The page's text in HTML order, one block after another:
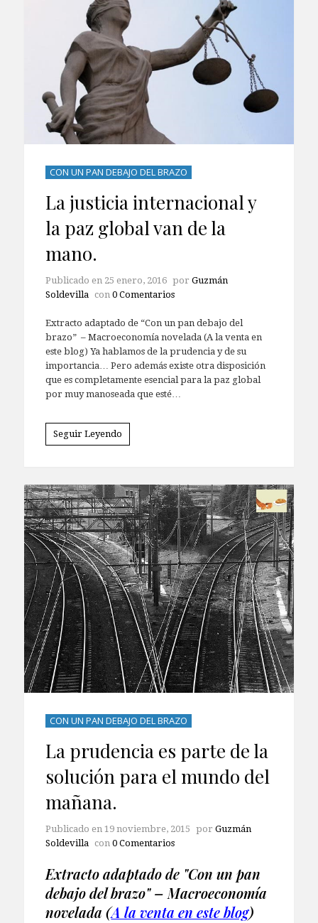
CON UN PAN DEBAJO DEL BRAZO
La justicia internacional y
la paz global van de la
mano.
Publicado en 25 enero, 2016 por Guzmán
Soldevilla
con 0 Comentarios
Extracto adaptado de “Con un pan debajo del
brazo” – Macroeconomía novelada (A la venta en
este blog) Ya hablamos de la prudencia y de su
importancia… Pero además existe otra disposición
que es completamente esencial para la paz global
por muy manoseada que esté…
Seguir Leyendo
CON UN PAN DEBAJO DEL BRAZO
La prudencia es parte de la
solución para el mundo del
mañana.
Publicado en 19 noviembre, 2015 por Guzmán
Soldevilla
con 0 Comentarios
Extracto adaptado de "Con un pan
debajo del brazo" – Macroeconomía
novelada (A la venta en este blog)